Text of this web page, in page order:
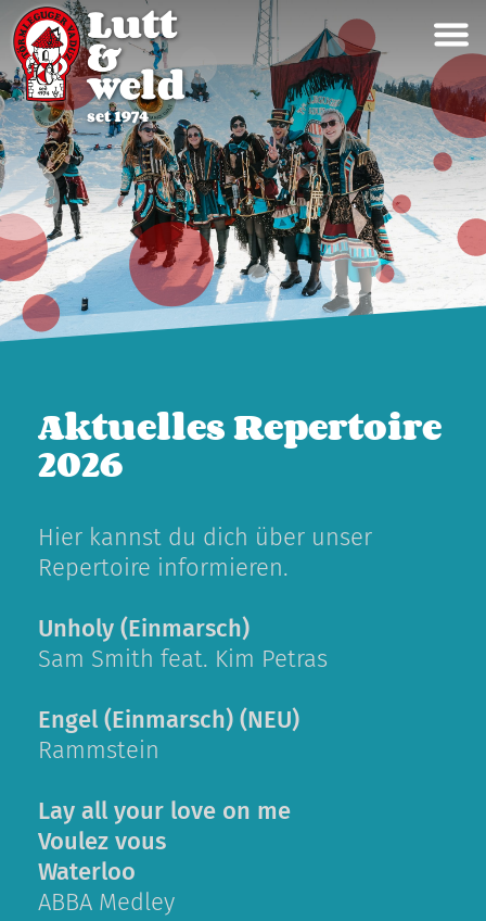
Aktuelles Repertoire
2026
Hier kannst du dich über unser
Repertoire informieren.
Unholy (Einmarsch)
Sam Smith feat. Kim Petras
Engel (Einmarsch) (NEU)
Rammstein
Lay all your love on me
Voulez vous
Waterloo
ABBA Medley